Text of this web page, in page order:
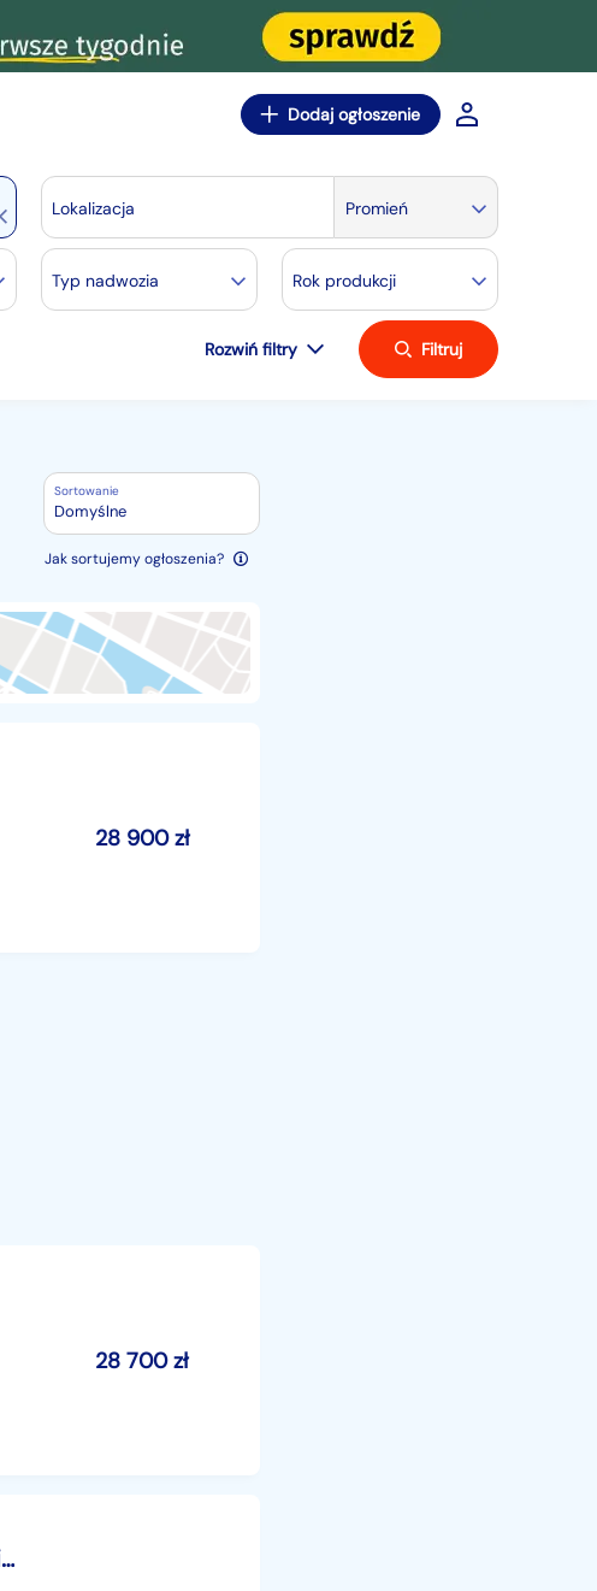
Dodaj ogłoszenie
Lokalizacja Promień
Typ nadwozia Rok produkcji
Rozwiń filtry Filtruj
Sortowanie
Domyślne
Jak sortujemy ogłoszenia?
28 900zł
28 700zł
Nissan Qashqai+2 I , Salon Polska, 7 miejsc, Klimatronic, Tempomat, Parktronic,